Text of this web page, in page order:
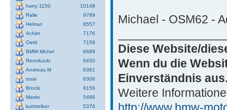
harry 1150
10148
Ralle
9789
Helmut
8557
Achim
7176
Oettl
7156
BMW Michel
6689
Rennkucki
6450
Andreas.M
6361
rossi
6306
Brocki
6156
Martin
5486
kuhtreiber
5376
Michael - OSM62 -
Diese Website/
Wenn du die
Einverständnis
Weitere
http://www.bmw-